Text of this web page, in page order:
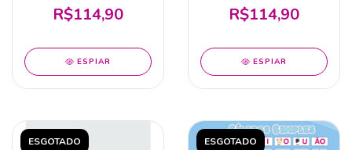
R$114,90
ESPIAR
R$114,90
ESPIAR
ESGOTADO ESGOTADO